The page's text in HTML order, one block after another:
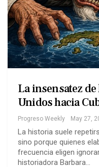
La insensatez
Unidos hacia
Progreso Weekly May 27,
La historia suele
sino porque quienes
frecuencia eligen
historiadora Barbara…